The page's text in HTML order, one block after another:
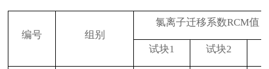
编号 组别
氯离子迁移系数RCM值
试块1 试块2